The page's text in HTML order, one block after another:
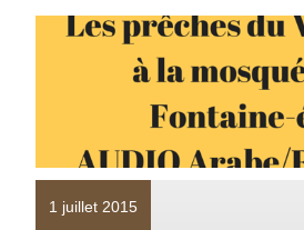
1 juillet 2015